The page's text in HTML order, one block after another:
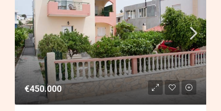
€450.000